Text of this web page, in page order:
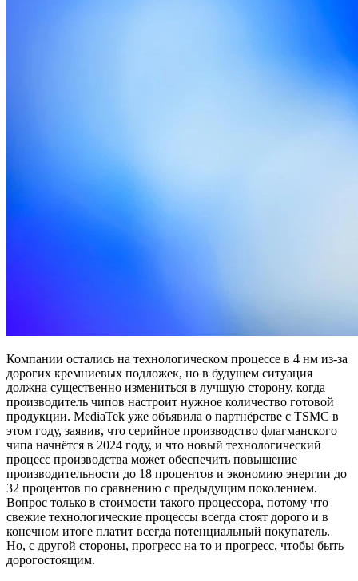
Компании остались на технологическом процессе в 4 нм из-за
дорогих кремниевых подложек, но в будущем ситуация
должна существенно измениться в лучшую сторону, когда
производитель чипов настроит нужное количество готовой
продукции. MediaTek уже объявила о партнёрстве с TSMC в
этом году, заявив, что серийное производство флагманского
чипа начнётся в 2024 году, и что новый технологический
процесс производства может обеспечить повышение
производительности до 18 процентов и экономию энергии до
32 процентов по сравнению с предыдущим поколением.
Вопрос только в стоимости такого процессора, потому что
свежие технологические процессы всегда стоят дорого и в
конечном итоге платит всегда потенциальный покупатель.
Но, с другой стороны, прогресс на то и прогресс, чтобы быть
дорогостоящим.